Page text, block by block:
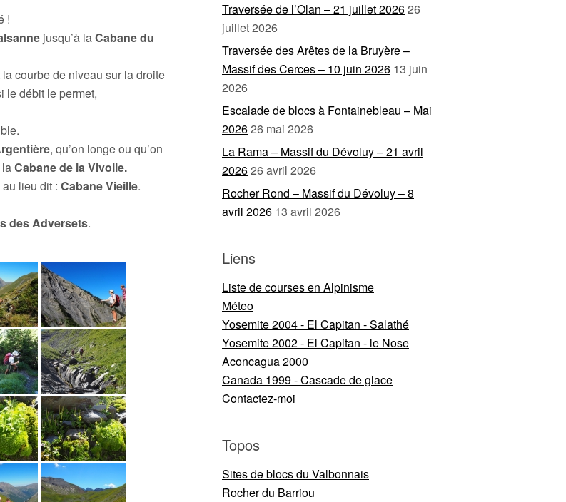
!
jusqu’à laCabane du
courbe de niveau sur la droite
le débit le permet,
, qu’on longe ou qu’on
Cabane de la Vivolle.
au lieu dit : Cabane Vieille.
des Adversets.
Traversée de l’Olan – 21 juillet 202626
juillet 2026
Traversée des Arêtes de la Bruyère –
Massif des Cerces – 10 juin 2026 13 juin
2026
Escalade de blocs à Fontainebleau – Mai
202626 mai 2026
La Rama – Massif du Dévoluy – 21 avril
202626 avril 2026
Rocher Rond – Massif du Dévoluy – 8
avril 2026 13 avril 2026
Liens
Liste de courses en Alpinisme
Méteo
Yosemite 2004 - El Capitan - Salathé
Yosemite 2002 - El Capitan - le Nose
Aconcagua 2000
Canada 1999 - Cascade de glace
Contactez-moi
Topos
Sites de blocs du Valbonnais
Rocher du Barriou